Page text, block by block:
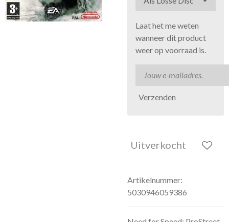
Laat het me weten
wanneer dit product
weer op voorraad is.
Verzenden
Uitverkocht
Artikelnummer:
5030946059386